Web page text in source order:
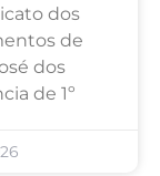
dos
de
dos
de 1º